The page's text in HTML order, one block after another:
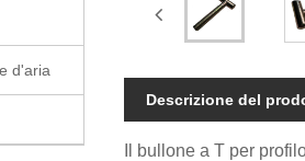
d'aria
Descrizione del
Il bullone a T per